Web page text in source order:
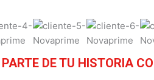
DE TU HISTORIA